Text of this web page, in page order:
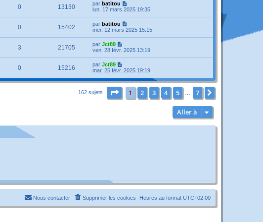
0 13130 par batitou
lun. 17 mars 2025 19:35
0 15402 par batitou
mer. 12 mars 2025 15:15
3 21705 par Jct89
ven. 28 févr. 2025 13:19
0 15216 par Jct89
mar. 25 févr. 2025 19:19
162 sujets Page sur 7
1 2 3 4 5 7
Aller à
Heures au format UTC+02:00
Supprimer les cookies
Nous contacter